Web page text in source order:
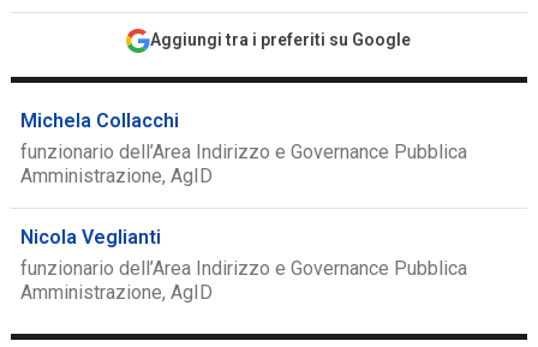
Aggiungi tra i preferiti su Google
Michela Collacchi
funzionario dell’Area Indirizzo e Governance Pubblica
Amministrazione, AgID
Nicola Veglianti
funzionario dell’Area Indirizzo e Governance Pubblica
Amministrazione, AgID